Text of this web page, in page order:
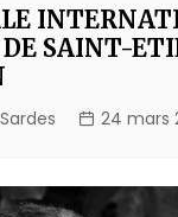
DE SAINT-
24 mars